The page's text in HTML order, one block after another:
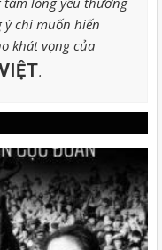
chí muốn hiến
khát vọng của
.